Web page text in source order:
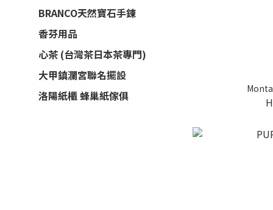
BRANCO天然寶石手鍊
香芬用品
心茶 (台灣茶日本茶專門)
大甲鎮瀾宮聯名擺設
洛陽紙櫃 蜂巢紙傢俱